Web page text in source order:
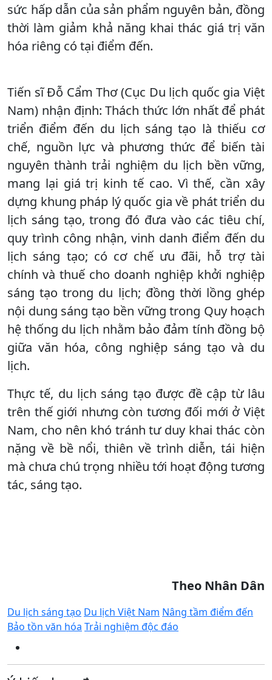
sức hấp dẫn của sản phẩm nguyên bản, đồng
thời làm giảm khả năng khai thác giá trị văn
hóa riêng có tại điểm đến.
Tiến sĩ Đỗ Cẩm Thơ (Cục Du lịch quốc gia Việt
Nam) nhận định: Thách thức lớn nhất để phát
triển điểm đến du lịch sáng tạo là thiếu cơ
chế, nguồn lực và phương thức để biến tài
nguyên thành trải nghiệm du lịch bền vững,
mang lại giá trị kinh tế cao. Vì thế, cần xây
dựng khung pháp lý quốc gia về phát triển du
lịch sáng tạo, trong đó đưa vào các tiêu chí,
quy trình công nhận, vinh danh điểm đến du
lịch sáng tạo; có cơ chế ưu đãi, hỗ trợ tài
chính và thuế cho doanh nghiệp khởi nghiệp
sáng tạo trong du lịch; đồng thời lồng ghép
nội dung sáng tạo bền vững trong Quy hoạch
hệ thống du lịch nhằm bảo đảm tính đồng bộ
giữa văn hóa, công nghiệp sáng tạo và du
lịch.
Thực tế, du lịch sáng tạo được đề cập từ lâu
trên thế giới nhưng còn tương đối mới ở Việt
Nam, cho nên khó tránh tư duy khai thác còn
nặng về bề nổi, thiên về trình diễn, tái hiện
mà chưa chú trọng nhiều tới hoạt động tương
tác, sáng tạo.
Theo Nhân Dân
Du lịch sáng tạo Du lịch Việt Nam Nâng tầm điểm đến
Bảo tồn văn hóa Trải nghiệm độc đáo